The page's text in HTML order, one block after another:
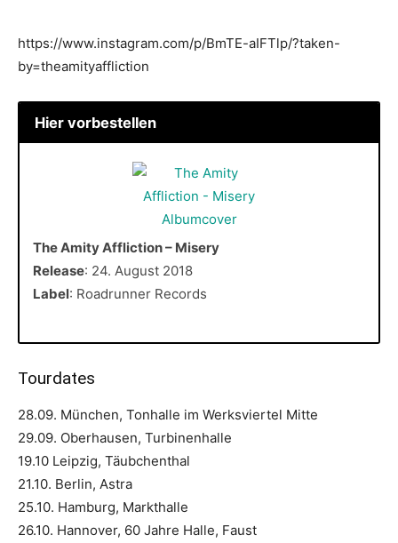
https://www.instagram.com/p/BmTE-aIFTlp/?taken-
by=theamityaffliction
Hier vorbestellen
The Amity Affliction – Misery
Release: 24. August 2018
Label: Roadrunner Records
Tourdates
28.09. München, Tonhalle im Werksviertel Mitte
29.09. Oberhausen, Turbinenhalle
19.10 Leipzig, Täubchenthal
21.10. Berlin, Astra
25.10. Hamburg, Markthalle
26.10. Hannover, 60 Jahre Halle, Faust